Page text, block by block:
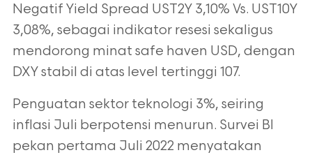
Negatif Yield Spread UST2Y 3,10% Vs. UST10Y
3,08%, sebagai indikator resesi sekaligus
mendorong minat safe haven USD, dengan
DXY stabil di atas level tertinggi 107.
Penguatan sektor teknologi 3%, seiring
inflasi Juli berpotensi menurun. Survei BI
pekan pertama Juli 2022 menyatakan